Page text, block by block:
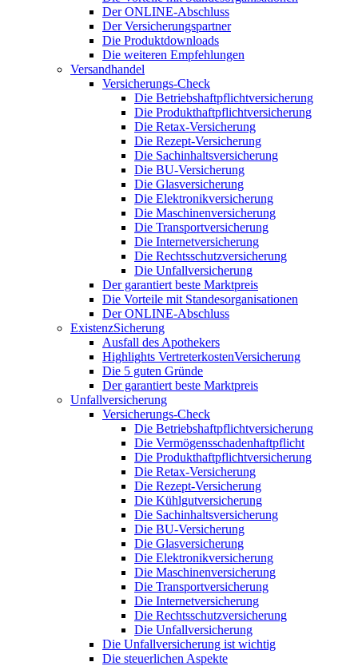
Der ONLINE-Abschluss
Der Versicherungspartner
Die Produktdownloads
Die weiteren Empfehlungen
Versandhandel
Versicherungs-Check
Die Betriebshaftpflichtversicherung
Die Produkthaftpflichtversicherung
Die Retax-Versicherung
Die Rezept-Versicherung
Die Sachinhaltsversicherung
Die BU-Versicherung
Die Glasversicherung
Die Elektronikversicherung
Die Maschinenversicherung
Die Transportversicherung
Die Internetversicherung
Die Rechtsschutzversicherung
Die Unfallversicherung
Der garantiert beste Marktpreis
Die Vorteile mit Standesorganisationen
Der ONLINE-Abschluss
ExistenzSicherung
Ausfall des Apothekers
Highlights VertreterkostenVersicherung
Die 5 guten Gründe
Der garantiert beste Marktpreis
Unfallversicherung
Versicherungs-Check
Die Betriebshaftpflichtversicherung
Die Vermögensschadenhaftpflicht
Die Produkthaftpflichtversicherung
Die Retax-Versicherung
Die Rezept-Versicherung
Die Kühlgutversicherung
Die Sachinhaltsversicherung
Die BU-Versicherung
Die Glasversicherung
Die Elektronikversicherung
Die Maschinenversicherung
Die Transportversicherung
Die Internetversicherung
Die Rechtsschutzversicherung
Die Unfallversicherung
Die Unfallversicherung ist wichtig
Die steuerlichen Aspekte